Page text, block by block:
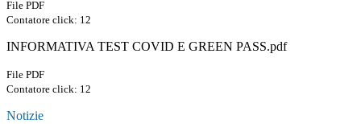
File PDF
Contatore click: 12
INFORMATIVA TEST COVID E GREEN PASS.pdf
File PDF
Contatore click: 12
Notizie